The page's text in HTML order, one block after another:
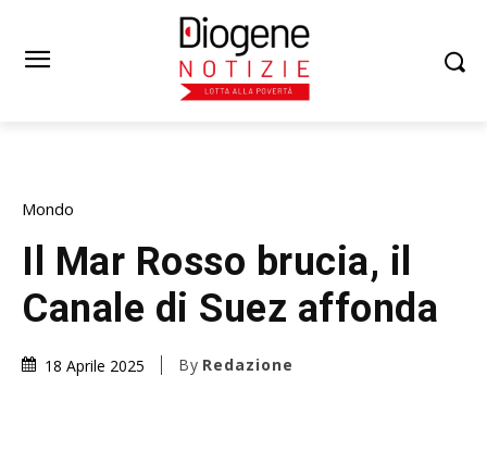
Mondo
Il Mar Rosso brucia, il
Canale di Suez affonda
18 Aprile 2025 By Redazione